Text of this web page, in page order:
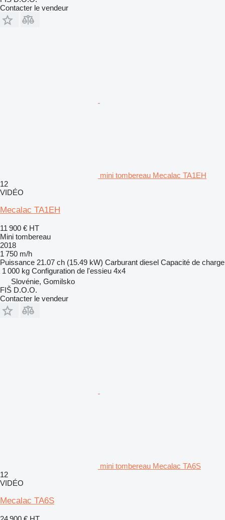
Contacter le vendeur
mini tombereau Mecalac TA1EH
12
VIDÉO
Mecalac TA1EH
11 900 € HT
Mini tombereau
2018
1 750 m/h
Puissance 21.07 ch (15.49 kW) Carburant diesel Capacité de charge
1 000 kg Configuration de l'essieu 4x4
Slovénie, Gomilsko
FIŠ D.O.O.
Contacter le vendeur
mini tombereau Mecalac TA6S
12
VIDÉO
Mecalac TA6S